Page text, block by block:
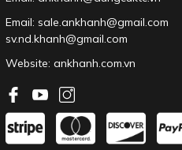
Email: sale.ankhanh@gmail.com
sv.nd.khanh@gmail.com
Website: ankhanh.com.vn